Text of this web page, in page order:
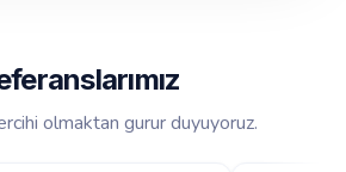
olmaktan gurur duyuyoruz.